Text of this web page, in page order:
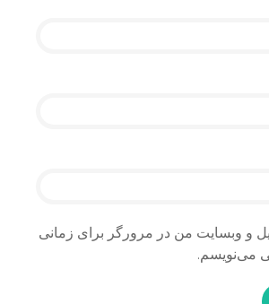
و وبسایت من در مرورگر برای زمانی
می‌نویسم.